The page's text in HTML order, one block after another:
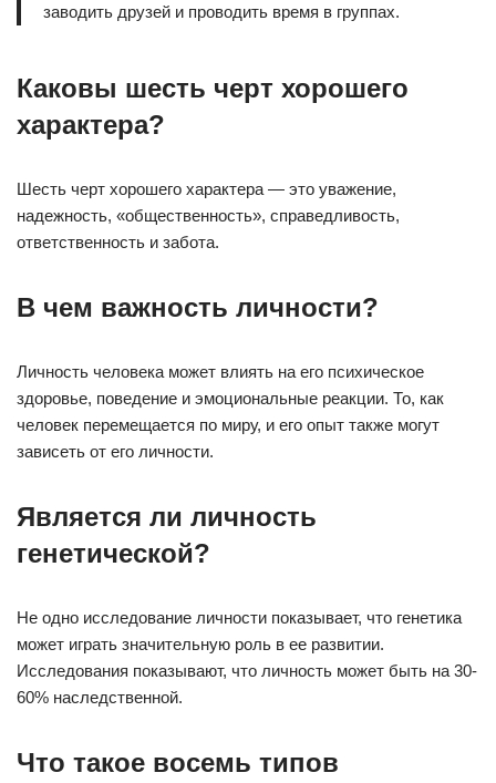
заводить друзей и проводить время в группах.
Каковы шесть черт хорошего
характера?
Шесть черт хорошего характера — это уважение,
надежность, «общественность», справедливость,
ответственность и забота.
В чем важность личности?
Личность человека может влиять на его психическое
здоровье, поведение и эмоциональные реакции. То, как
человек перемещается по миру, и его опыт также могут
зависеть от его личности.
Является ли личность
генетической?
Не одно исследование личности показывает, что генетика
может играть значительную роль в ее развитии.
Исследования показывают, что личность может быть на 30-
60% наследственной.
Что такое восемь типов